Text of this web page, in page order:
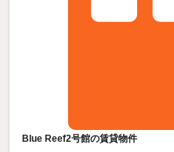
Blue Reef2号館の賃貸物件